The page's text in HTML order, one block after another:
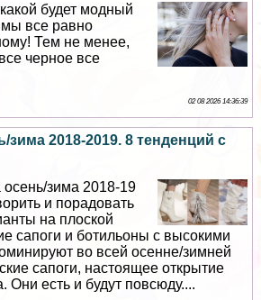
будет модный
мы все равно
Тем не менее,
черное все
02 08 2026 14:36:39
2018-2019. 8 тенденций с
зима 2018-19
и порадовать
на плоской
сапоги и ботильоны с высокими
во всей осенне/зимней
сапоги, настоящее открытие
Они есть и будут повсюду....